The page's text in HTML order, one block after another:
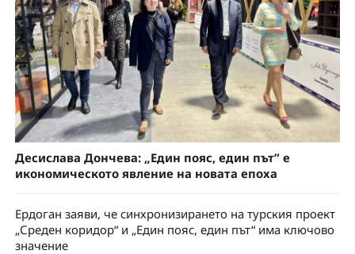
Десислава Дончева: „Един пояс, един път” е
икономическото явление на новата епоха
Ердоган заяви, че синхронизирането на турския проект
„Среден коридор“ и „Един пояс, един път“ има ключово
значение